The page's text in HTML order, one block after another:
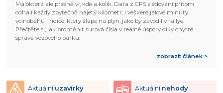
Málokterá ale přesně ví, kde a kolik. Data z GPS sledování přitom
odhalí každý zbytečně najetý kilometr, i veškeré jalové minuty
volnoběhu i řidiče, který šlape na plyn, jako by závodil v rallye.
Přečtěte si, jak proměnit surová čísla v reálné úspory díky chytré
správě vozového parku.
zobrazit článek >
Aktuální uzavírky Aktuální nehody